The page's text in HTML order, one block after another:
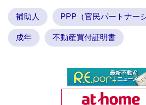
補助人 PPP（官民パートナー
成年 不動産買付証明書